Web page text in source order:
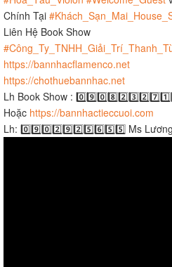
Chính Tại
Liên Hệ Book Show
https://bannhacflamenco.net
https://chothuebannhac.net
Lh Book Show :
Hoặc https://bannhactieccuoi.com​​​
Lh: 0️⃣9️⃣0️⃣2️⃣9️⃣2️⃣5️⃣6️⃣5️⃣5️⃣ Ms